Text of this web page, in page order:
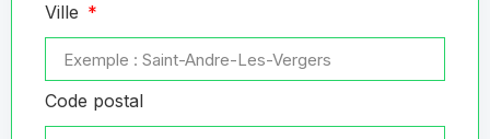
Ville
Code postal